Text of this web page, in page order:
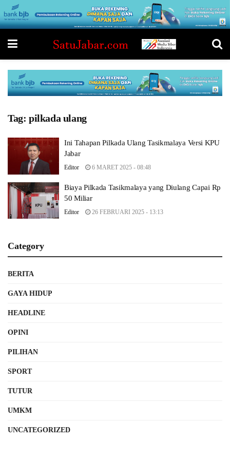
Tag: pilkada ulang
Ini Tahapan Pilkada Ulang Tasikmalaya Versi KPU
Jabar
Editor 6 MARET 2025 - 08:48
Biaya Pilkada Tasikmalaya yang Diulang Capai Rp
50 Miliar
Editor 26 FEBRUARI 2025 - 13:13
Category
BERITA
GAYA HIDUP
HEADLINE
OPINI
PILIHAN
SPORT
TUTUR
UMKM
UNCATEGORIZED